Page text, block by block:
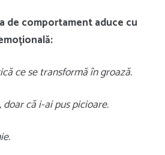
de comportament aduce cu
ce se transformă în groază.
că i-ai pus picioare.